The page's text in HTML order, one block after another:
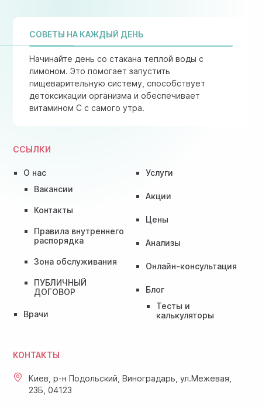
ССЫЛКИ
О нас
Вакансии
Контакты
Правила внутреннего
распорядка
Зона обслуживания
ПУБЛИЧНЫЙ
ДОГОВОР
Врачи
Услуги
Акции
Цены
Анализы
Онлайн-консультация
Блог
Тесты и
калькуляторы
СОВЕТЫ НА КАЖДЫЙ ДЕНЬ
Начинайте день со стакана теплой воды с
лимоном. Это помогает запустить
пищеварительную систему, способствует
детоксикации организма и обеспечивает
витамином C с самого утра.
КОНТАКТЫ
Киев, р-н Подольский, Виноградарь, ул.Межевая,
23Б, 04123